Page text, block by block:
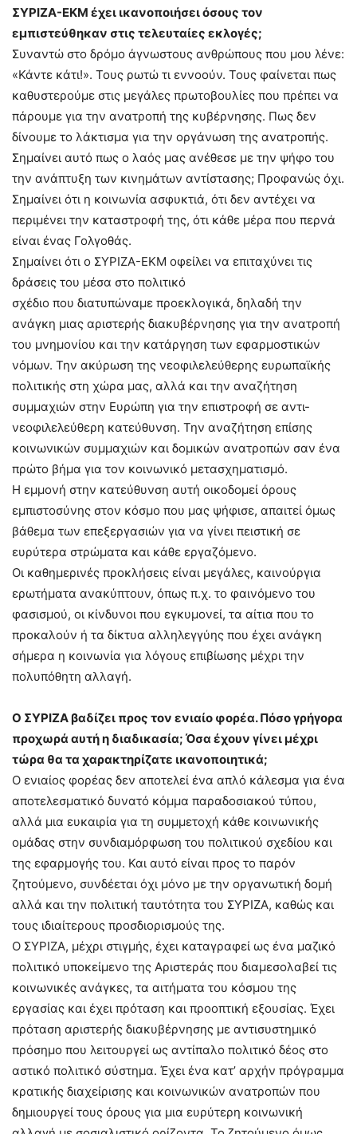
ΣΥΡΙΖΑ-ΕΚΜ έχει ικανοποιήσει όσους τον
εμπιστεύθηκαν στις τελευταίες εκλογές;
Συναντώ στο δρόμο άγνωστους ανθρώπους που μου λένε:
«Κάντε κάτι!». Τους ρωτώ τι εννοούν. Τους φαίνεται πως
καθυστερούμε στις μεγάλες πρωτοβουλίες που πρέπει να
πάρουμε για την ανατροπή της κυβέρνησης. Πως δεν
δίνουμε το λάκτισμα για την οργάνωση της ανατροπής.
Σημαίνει αυτό πως ο λαός μας ανέθεσε με την ψήφο του
την ανάπτυξη των κινημάτων αντίστασης; Προφανώς όχι.
Σημαίνει ότι η κοινωνία ασφυκτιά, ότι δεν αντέχει να
περιμένει την καταστροφή της, ότι κάθε μέρα που περνά
είναι ένας Γολγοθάς.
Σημαίνει ότι ο ΣΥΡΙΖΑ-ΕΚΜ οφείλει να επιταχύνει τις
δράσεις του μέσα στο πολιτικό
σχέδιο που διατυπώναμε προεκλογικά, δηλαδή την
ανάγκη μιας αριστερής διακυβέρνησης για την ανατροπή
του μνημονίου και την κατάργηση των εφαρμοστικών
νόμων. Την ακύρωση της νεοφιλελεύθερης ευρωπαϊκής
πολιτικής στη χώρα μας, αλλά και την αναζήτηση
συμμαχιών στην Ευρώπη για την επιστροφή σε αντι-
νεοφιλελεύθερη κατεύθυνση. Την αναζήτηση επίσης
κοινωνικών συμμαχιών και δομικών ανατροπών σαν ένα
πρώτο βήμα για τον κοινωνικό μετασχηματισμό.
Η εμμονή στην κατεύθυνση αυτή οικοδομεί όρους
εμπιστοσύνης στον κόσμο που μας ψήφισε, απαιτεί όμως
βάθεμα των επεξεργασιών για να γίνει πειστική σε
ευρύτερα στρώματα και κάθε εργαζόμενο.
Οι καθημερινές προκλήσεις είναι μεγάλες, καινούργια
ερωτήματα ανακύπτουν, όπως π.χ. το φαινόμενο του
φασισμού, οι κίνδυνοι που εγκυμονεί, τα αίτια που το
προκαλούν ή τα δίκτυα αλληλεγγύης που έχει ανάγκη
σήμερα η κοινωνία για λόγους επιβίωσης μέχρι την
πολυπόθητη αλλαγή.
Ο ΣΥΡΙΖΑ βαδίζει προς τον ενιαίο φορέα. Πόσο γρήγορα
προχωρά αυτή η διαδικασία; Όσα έχουν γίνει μέχρι
τώρα θα τα χαρακτηρίζατε ικανοποιητικά;
Ο ενιαίος φορέας δεν αποτελεί ένα απλό κάλεσμα για ένα
αποτελεσματικό δυνατό κόμμα παραδοσιακού τύπου,
αλλά μια ευκαιρία για τη συμμετοχή κάθε κοινωνικής
ομάδας στην συνδιαμόρφωση του πολιτικού σχεδίου και
της εφαρμογής του. Και αυτό είναι προς το παρόν
ζητούμενο, συνδέεται όχι μόνο με την οργανωτική δομή
αλλά και την πολιτική ταυτότητα του ΣΥΡΙΖΑ, καθώς και
τους ιδιαίτερους προσδιορισμούς της.
Ο ΣΥΡΙΖΑ, μέχρι στιγμής, έχει καταγραφεί ως ένα μαζικό
πολιτικό υποκείμενο της Aριστεράς που διαμεσολαβεί τις
κοινωνικές ανάγκες, τα αιτήματα του κόσμου της
εργασίας και έχει πρόταση και προοπτική εξουσίας. Έχει
πρόταση αριστερής διακυβέρνησης με αντισυστημικό
πρόσημο που λειτουργεί ως αντίπαλο πολιτικό δέος στο
αστικό πολιτικό σύστημα. Έχει ένα κατ’ αρχήν πρόγραμμα
κρατικής διαχείρισης και κοινωνικών ανατροπών που
δημιουργεί τους όρους για μια ευρύτερη κοινωνική